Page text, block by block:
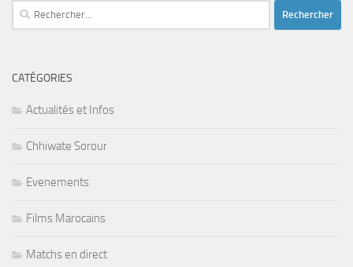
Rechercher :
CATÉGORIES
Actualités et Infos
Chhiwate Sorour
Evenements
Films Marocains
Matchs en direct